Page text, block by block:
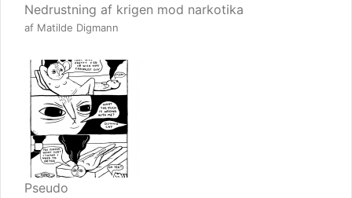
Nedrustning af krigen mod narkotika
af Matilde Digmann
Pseudo